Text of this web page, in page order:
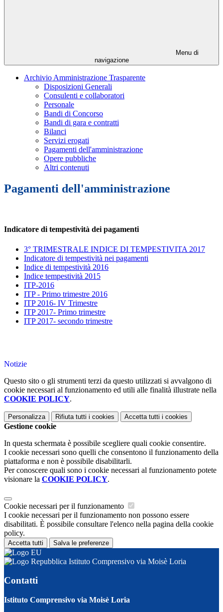
Menu di
navigazione
Archivio Amministrazione Trasparente
Disposizioni Generali
Consulenti e collaboratori
Personale
Bandi di Concorso
Bandi di gara e contratti
Bilanci
Servizi erogati
Pagamenti dell'amministrazione
Opere pubbliche
Altri contenuti
Pagamenti dell'amministrazione
Indicatore di tempestività dei pagamenti
3° TRIMESTRALE INDICE DI TEMPESTIVITA 2017
Indicatore di tempestività nei pagamenti
Indice di tempestività 2016
Indice tempestività 2015
ITP-2016
ITP - Primo trimestre 2016
ITP 2016- IV Trimestre
ITP 2017- Primo trimestre
ITP 2017- secondo trimestre
Notizie
Questo sito o gli strumenti terzi da questo utilizzati si avvalgono di
cookie necessari al funzionamento ed utili alle finalità illustrate nella
COOKIE POLICY.
Personalizza Rifiuta tutti i cookies Accetta tutti i cookies
Gestione cookie
In questa schermata è possibile scegliere quali cookie consentire.
I cookie necessari sono quelli che consentono il funzionamento della
piattaforma e non è possibile disabilitarli.
Per conoscere quali sono i cookie necessari al funzionamento potete
visionare la COOKIE POLICY.
Cookie necessari per il funzionamento
I cookie necessari per il funzionamento non possono essere
disabilitati. È possibile consultare l'elenco nella pagina della cookie
policy.
Accetta tutti Salva le preferenze
Istituto Comprensivo via Moisè Loria
Contatti
Istituto Comprensivo via Moisè Loria